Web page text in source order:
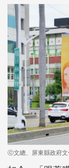
ⓒ文總、屏東縣政府文